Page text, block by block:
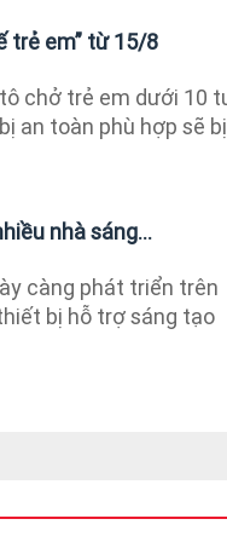
trẻ em” từ 15/8
chở trẻ em dưới 10
an toàn phù hợp sẽ bị
nhà sáng...
càng phát triển trên
bị hỗ trợ sáng tạo